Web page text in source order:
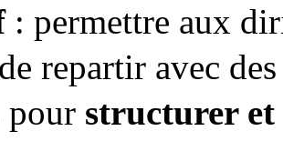
: permettre aux
repartir avec
pour structurer